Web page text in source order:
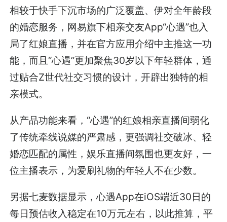
相较于快手下沉市场的广泛覆盖、伊对全年龄段
的婚恋服务，网易旗下相亲交友App“心遇”也入
局了红娘直播，并在官方应用介绍中主推这一功
能，而且“心遇”更加聚焦30岁以下年轻群体，通
过贴合Z世代社交习惯的设计，开辟出独特的相
亲模式。
从产品功能来看，“心遇”的红娘相亲直播间弱化
了传统牵线说媒的严肃感，更强调社交破冰、轻
婚恋匹配的属性，娱乐直播间氛围也更友好，一
位主播表示，为爱刷礼物的年轻人不在少数。
另据七麦数据显示，心遇App在iOS端近30日的
每日预估收入稳定在10万元左右，以此推算，平